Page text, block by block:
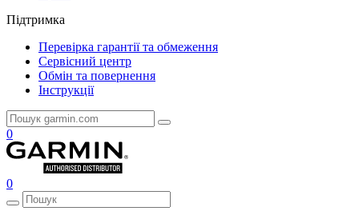
Підтримка
Перевірка гарантії та обмеження
Сервісний центр
Обмін та повернення
Інструкції
0
0